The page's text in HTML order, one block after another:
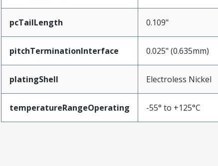
pcTailLength 0.109"
pitchTerminationInterface 0.025" (0.635mm)
platingShell Electroless Nickel
temperatureRangeOperating -55° to +125°C